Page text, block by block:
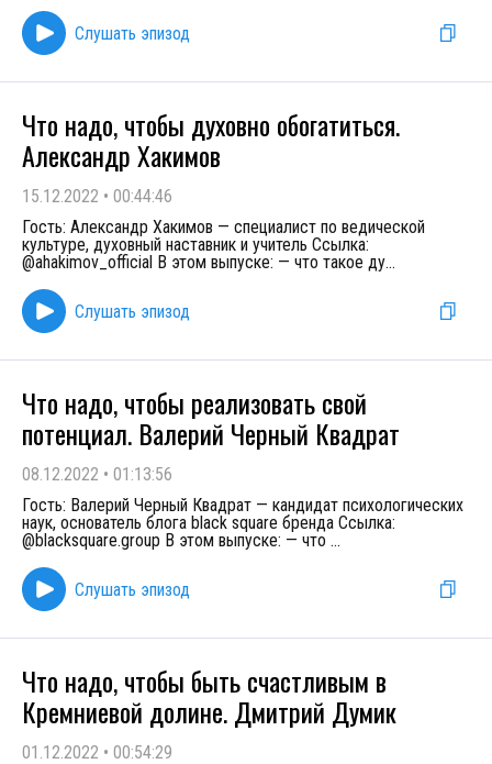
Слушать эпизод
Что надо, чтобы духовно обогатиться.
Александр Хакимов
15.12.2022 • 00:44:46
Гость: Александр Хакимов — специалист по ведической
культуре, духовный наставник и учитель Ссылка:
@ahakimov_official В этом выпуске: — что такое ду...
Слушать эпизод
Что надо, чтобы реализовать свой
потенциал. Валерий Черный Квадрат
08.12.2022 • 01:13:56
Гость: Валерий Черный Квадрат — кандидат психологических
наук, основатель блога black square бренда Ссылка:
@blacksquare.group В этом выпуске: — что ...
Слушать эпизод
Что надо, чтобы быть счастливым в
Кремниевой долине. Дмитрий Думик
01.12.2022 • 00:54:29